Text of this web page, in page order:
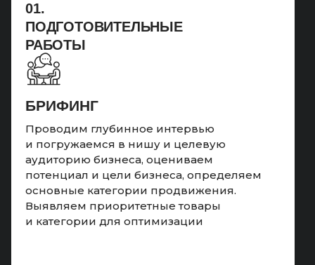
БРИФИНГ
Проводим глубинное интервью
и погружаемся в нишу и целевую
аудиторию бизнеса, оцениваем
потенциал и цели бизнеса, определяем
основные категории продвижения.
Выявляем приоритетные товары
и категории для оптимизации
01.
ПОДГОТОВИТЕЛЬНЫЕ
РАБОТЫ